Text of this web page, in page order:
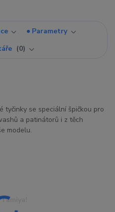
Parametry
0
tyčinky se speciální špičkou pro
a patinátorů i z těch
modelu.